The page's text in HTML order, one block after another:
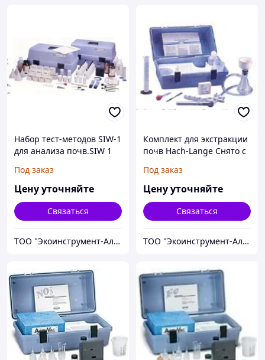
Hабор тест-методов SIW-1
для анализа почв.SIW 1
производства
Под заказ
Цену уточняйте
Связаться
ТОО "Экоинструмент-Алматы"
Комплект для экстракции
почв Hach-Lange Снято с
Под заказ
Цену уточняйте
Связаться
ТОО "Экоинструмент-Алматы"